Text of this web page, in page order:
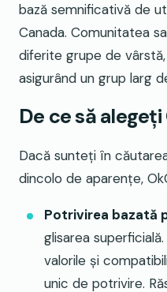
bază semnificativă de
Canada. Comunitatea
diferite grupe de
asigurând un grup larg
De ce să
Dacă sunteți în
dincolo de aparențe,
Potrivirea bazată
glisarea
valorile și
unic de potrivire.